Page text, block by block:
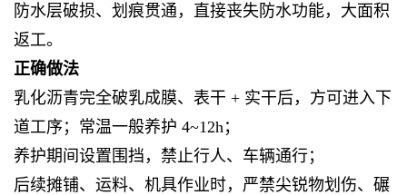
防水层破损、划痕贯通，直接丧失防水功能，大面积
返工。
正确做法
乳化沥青完全破乳成膜、表干 + 实干后，方可进入下
道工序；常温一般养护 4~12h；
养护期间设置围挡，禁止行人、车辆通行；
后续摊铺、运料、机具作业时，严禁尖锐物划伤、碾